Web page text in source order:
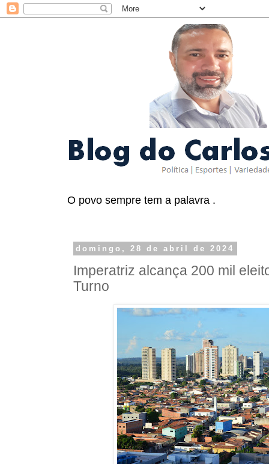
O povo sempre tem a palavra .
domingo, 28 de abril de 2024
Imperatriz alcança 200 mil
Turno